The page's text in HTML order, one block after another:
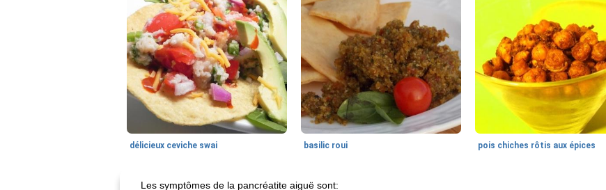
délicieux ceviche swai basilic roui pois chiches rôtis aux épices
Les symptômes de la pancréatite aiguë sont: